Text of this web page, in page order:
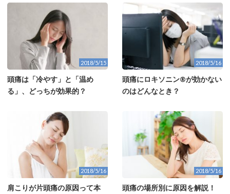
2018/5/15
頭痛は「冷やす」と「温め
る」、どっちが効果的？
2018/5/16
頭痛にロキソニン®が効かない
のはどんなとき？
2018/5/16
肩こりが片頭痛の原因って本
2018/5/16
頭痛の場所別に原因を解説！